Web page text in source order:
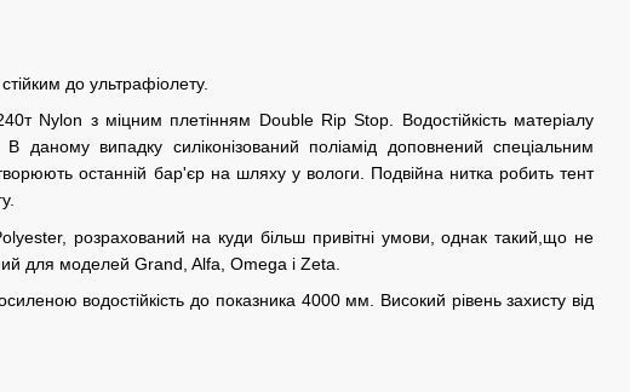
до ультрафіолету.
Nylon з міцним плетінням Double Rip Stop. Водостійкість матеріалу
випадку силіконізований поліамід доповнений спеціальним
останній бар'єр на шляху у вологи. Подвійна нитка робить тент
розрахований на куди більш привітні умови, однак такий,що не
для моделей Grand, Alfa, Omega і Zeta.
водостійкість до показника 4000 мм. Високий рівень захисту від